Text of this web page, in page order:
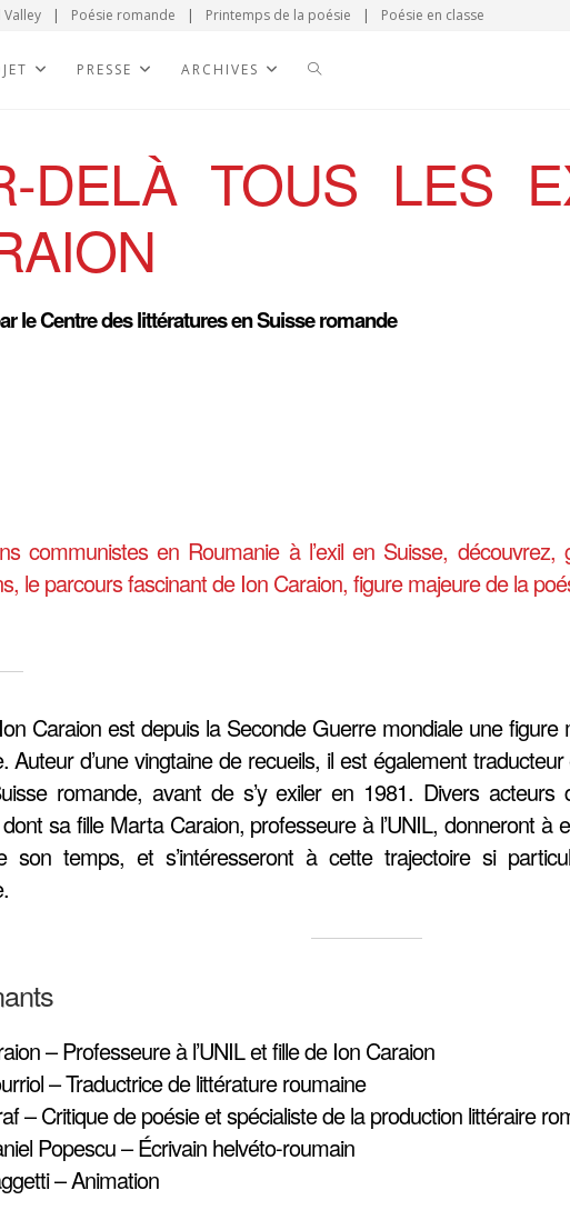
Valley | Poésie romande | Printemps de la poésie | Poésie en classe
PRESSE ARCHIVES
DELÀ TOUS LES
le Centre des littératures en Suisse romande
communistes en Roumanie à l’exil en Suisse,
le parcours fascinant de Ion Caraion, figure majeure de la
Caraion est depuis la Seconde Guerre mondiale une figure
Auteur d’une vingtaine de recueils, il est également
romande, avant de s’y exiler en 1981. Divers acteurs
sa fille Marta Caraion, professeure à l’UNIL, donneront à
son temps, et s’intéresseront à cette trajectoire si
– Professeure à l’UNIL et fille de Ion Caraion
– Traductrice de littérature roumaine
– Critique de poésie et spécialiste de la production littéraire
Popescu – Écrivain helvéto-roumain
– Animation